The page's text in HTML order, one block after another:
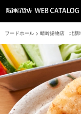
フードホール > 蜻蛉揚物店 北新